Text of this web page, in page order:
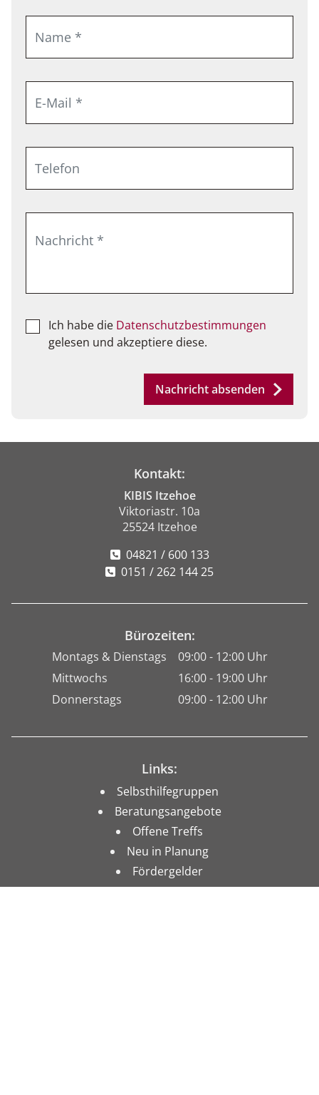
Ich habe die Datenschutzbestimmungen
gelesen und akzeptiere diese.
Nachricht absenden
Kontakt:
KIBIS Itzehoe
Viktoriastr. 10a
25524 Itzehoe
04821 / 600 133
0151 / 262 144 25
Bürozeiten:
Montags & Dienstags
09:00 - 12:00 Uhr
Mittwochs
16:00 - 19:00 Uhr
Donnerstags
09:00 - 12:00 Uhr
Links:
Selbsthilfegruppen
Beratungsangebote
Offene Treffs
Neu in Planung
Fördergelder
Impressum